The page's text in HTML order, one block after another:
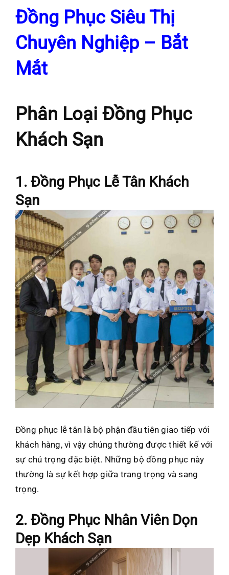
Đồng Phục Siêu Thị
Chuyên Nghiệp – Bắt
Mắt
Phân Loại Đồng Phục
Khách Sạn
1. Đồng Phục Lễ Tân Khách
Sạn
Đồng phục lễ tân là bộ phận đầu tiên giao tiếp với
khách hàng, vì vậy chúng thường được thiết kế với
sự chú trọng đặc biệt. Những bộ đồng phục này
thường là sự kết hợp giữa trang trọng và sang
trọng.
2. Đồng Phục Nhân Viên Dọn
Dẹp Khách Sạn